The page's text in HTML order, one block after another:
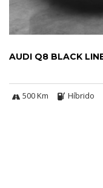
500 Km Híbrido